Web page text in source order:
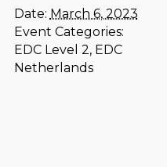
Date: March 6, 2023
Event Categories:
EDC Level 2, EDC
Netherlands